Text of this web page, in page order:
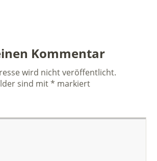
Kommentar
wird nicht veröffentlicht.
sind mit* markiert